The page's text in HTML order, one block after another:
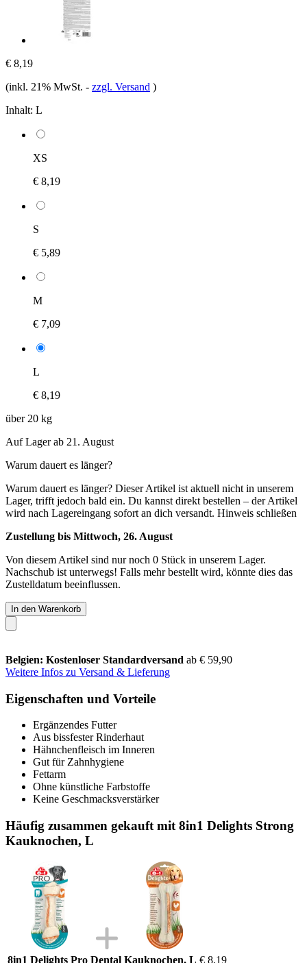
€ 8,19
(inkl. 21% MwSt. - zzgl. Versand )
Inhalt: L
XS
€ 8,19
S
€ 5,89
M
€ 7,09
L
€ 8,19
über 20 kg
Auf Lager ab 21. August
Warum dauert es länger?
Warum dauert es länger? Dieser Artikel ist aktuell nicht in unserem
Lager, trifft jedoch bald ein. Du kannst direkt bestellen – der Artikel
wird nach Lagereingang sofort an dich versandt. Hinweis schließen
Zustellung bis Mittwoch, 26. August
Von diesem Artikel sind nur noch 0 Stück in unserem Lager.
Nachschub ist unterwegs! Falls mehr bestellt wird, könnte dies das
Zustelldatum beeinflussen.
In den Warenkorb
Belgien: Kostenloser Standardversand ab € 59,90
Weitere Infos zu Versand & Lieferung
Eigenschaften und Vorteile
Ergänzendes Futter
Aus bissfester Rinderhaut
Hähnchenfleisch im Inneren
Gut für Zahnhygiene
Fettarm
Ohne künstliche Farbstoffe
Keine Geschmacksverstärker
Häufig zusammen gekauft mit 8in1 Delights Strong
Kauknochen, L
8in1 Delights Pro Dental Kauknochen, L € 8,19